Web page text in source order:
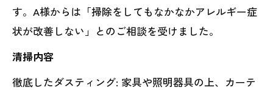
す。A様からは「掃除をしてもなかなかアレルギー症
状が改善しない」とのご相談を受けました。
清掃内容
徹底したダスティング: 家具や照明器具の上、カーテ